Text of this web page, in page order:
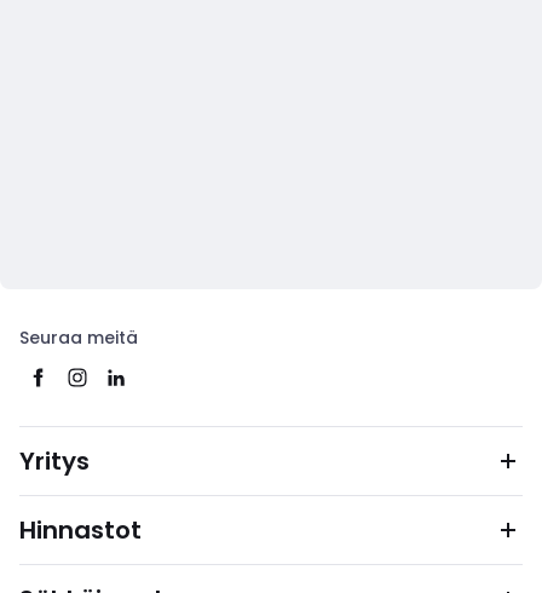
Seuraa meitä
Yritys
Hinnastot